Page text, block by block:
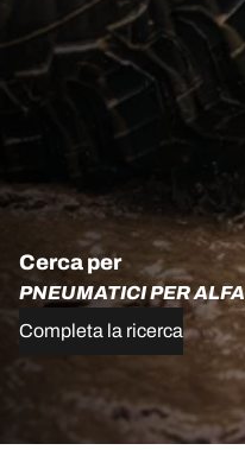
Cerca per
PNEUMATICI PER
Completa la ricerca